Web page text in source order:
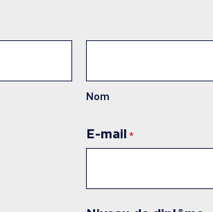
Nom
E-mail *